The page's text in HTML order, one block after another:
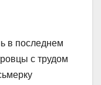
в последнем
с трудом